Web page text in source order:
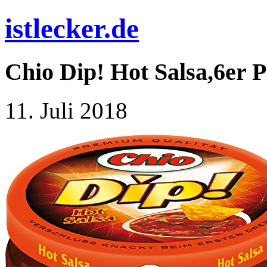
istlecker.de
Chio Dip! Hot Salsa,6er
11. Juli 2018